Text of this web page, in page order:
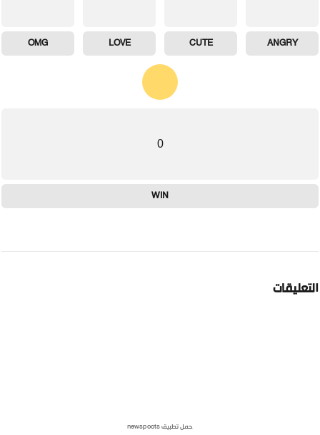
ANGRY
CUTE
LOVE
OMG
0
WIN
حمل تطبيق newspoots